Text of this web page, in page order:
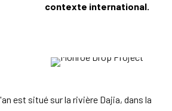
contexte international.
est situé sur la rivière Dajia, dans la